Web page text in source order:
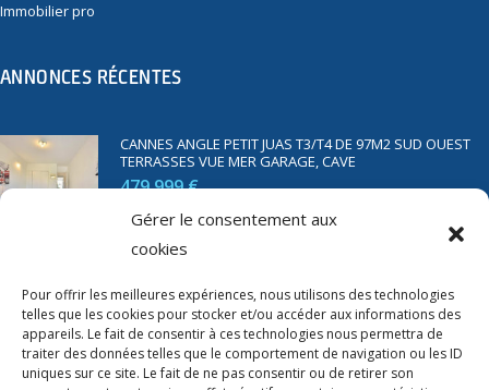
Gérer le consentement aux
cookies
Pour offrir les meilleures expériences, nous utilisons des technologies
telles que les cookies pour stocker et/ou accéder aux informations des
appareils. Le fait de consentir à ces technologies nous permettra de
traiter des données telles que le comportement de navigation ou les ID
uniques sur ce site. Le fait de ne pas consentir ou de retirer son
Immobilier pro
ANNONCES RÉCENTES
CANNES ANGLE PETIT JUAS T3/T4 DE 97M2 SUD OUEST
TERRASSES VUE MER GARAGE, CAVE
479 999 €
TERRASSE PARKING
350 000 €